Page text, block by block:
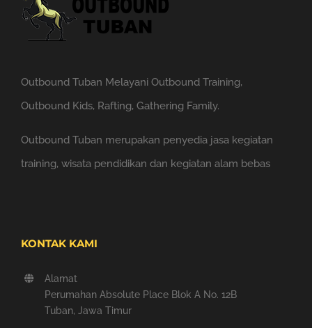
Outbound Tuban Melayani Outbound Training,
Outbound Kids, Rafting, Gathering Family.
Outbound Tuban merupakan penyedia jasa kegiatan
training, wisata pendidikan dan kegiatan alam bebas
KONTAK KAMI
Alamat
Perumahan Absolute Place Blok A No. 12B
Tuban, Jawa Timur